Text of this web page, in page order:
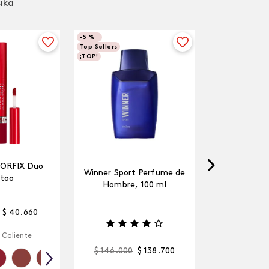
Duo
$ 40 .660
Caliente
-5 %
Top Sellers
¡TOP!
Winner Sport Perfume de
Hombre, 100 ml
$ 146.000 $ 138 .700